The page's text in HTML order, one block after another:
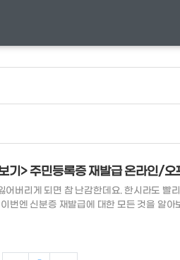
기> 주민등록증 재발급 온라인/오
어버리게 되면 참 난감한데요. 한시라도 빨
번엔 신분증 재발급에 대한 모든 것을 알
재발급 시 필요한 것들 임시 신분증이란? 신